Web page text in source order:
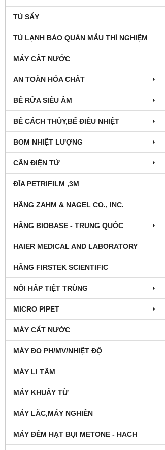
TỦ SẤY
TỦ LẠNH BẢO QUẢN MẪU THÍ NGHIỆM
MÁY CẤT NƯỚC
AN TOÀN HÓA CHẤT
BỂ RỬA SIÊU ÂM
BỂ CÁCH THỦY,BỂ ĐIỀU NHIỆT
BOM NHIỆT LƯỢNG
CÂN ĐIỆN TỬ
ĐĨA PETRIFILM ,3M
HÃNG ZAHM & NAGEL CO., INC.
HÃNG BIOBASE - TRUNG QUỐC
HAIER MEDICAL AND LABORATORY
HÃNG FIRSTEK SCIENTIFIC
NỒI HẤP TIỆT TRÙNG
MICRO PIPET
MÁY CẤT NƯỚC
MÁY ĐO PH/MV/NHIỆT ĐỘ
MÁY LI TÂM
MÁY KHUẤY TỪ
MÁY LẮC,MÁY NGHIỀN
MÁY ĐẾM HẠT BỤI METONE - HACH